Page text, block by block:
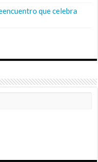
que celebra